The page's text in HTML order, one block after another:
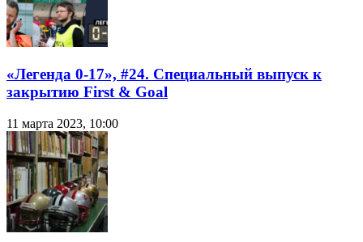
«Легенда 0-17», #24. Специальный выпуск к
закрытию First & Goal
11 марта 2023, 10:00